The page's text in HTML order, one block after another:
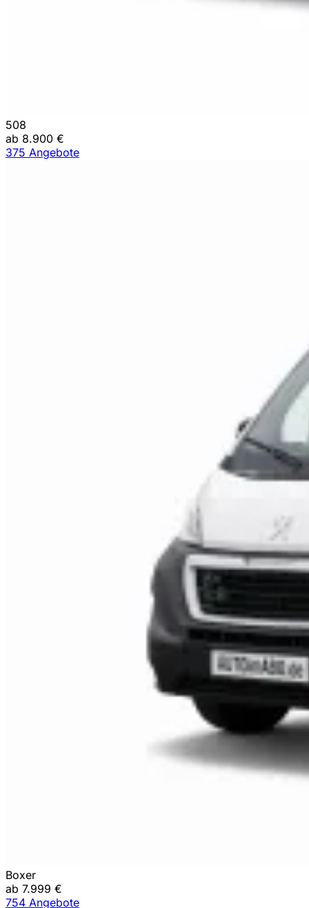
508
ab 8.900 €
375 Angebote
Boxer
ab 7.999 €
754 Angebote